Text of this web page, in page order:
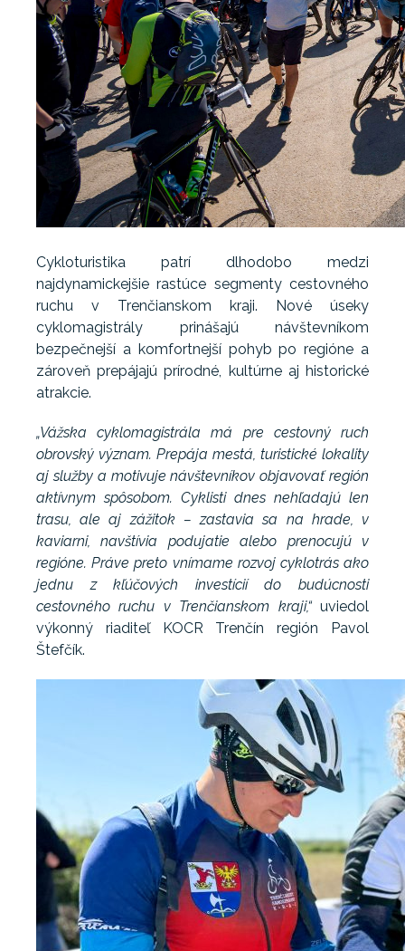
Cykloturistika patrí dlhodobo medzi
najdynamickejšie rastúce segmenty cestovného
ruchu v Trenčianskom kraji. Nové úseky
cyklomagistrály prinášajú návštevníkom
bezpečnejší a komfortnejší pohyb po regióne a
zároveň prepájajú prírodné, kultúrne aj historické
atrakcie.
„Vážska cyklomagistrála má pre cestovný ruch
obrovský význam. Prepája mestá, turistické lokality
aj služby a motivuje návštevníkov objavovať región
aktívnym spôsobom. Cyklisti dnes nehľadajú len
trasu, ale aj zážitok – zastavia sa na hrade, v
kaviarni, navštívia podujatie alebo prenocujú v
regióne. Práve preto vnímame rozvoj cyklotrás ako
jednu z kľúčových investícií do budúcnosti
cestovného ruchu v Trenčianskom kraji,“uviedol
výkonný riaditeľ KOCR Trenčín región Pavol
Štefčík.